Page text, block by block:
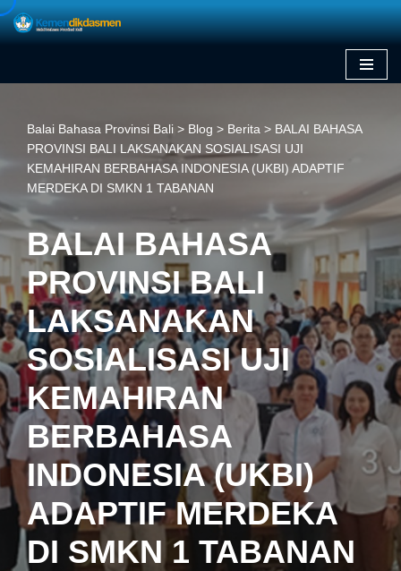
Balai Bahasa Provinsi Bali > Blog > Berita > BALAI BAHASA
PROVINSI BALI LAKSANAKAN SOSIALISASI UJI
KEMAHIRAN BERBAHASA INDONESIA (UKBI) ADAPTIF
MERDEKA DI SMKN 1 TABANAN
BALAI BAHASA
PROVINSI BALI
LAKSANAKAN
SOSIALISASI UJI
KEMAHIRAN
BERBAHASA
INDONESIA (UKBI)
ADAPTIF MERDEKA
DI SMKN 1 TABANAN